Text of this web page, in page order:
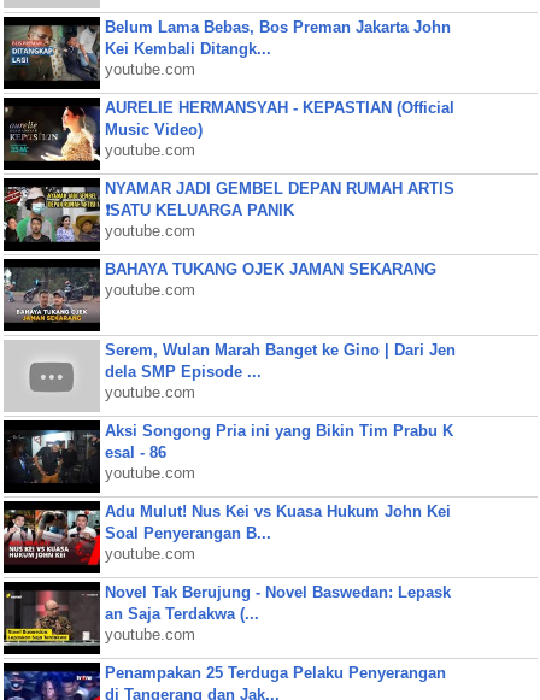
Belum Lama Bebas, Bos Preman Jakarta John
Kei Kembali Ditangk...
youtube.com
AURELIE HERMANSYAH - KEPASTIAN (Official
Music Video)
youtube.com
NYAMAR JADI GEMBEL DEPAN RUMAH ARTIS
❗SATU KELUARGA PANIK
youtube.com
BAHAYA TUKANG OJEK JAMAN SEKARANG
youtube.com
Serem, Wulan Marah Banget ke Gino | Dari Jen
dela SMP Episode ...
youtube.com
Aksi Songong Pria ini yang Bikin Tim Prabu K
esal - 86
youtube.com
Adu Mulut! Nus Kei vs Kuasa Hukum John Kei
Soal Penyerangan B...
youtube.com
Novel Tak Berujung - Novel Baswedan: Lepask
an Saja Terdakwa (...
youtube.com
Penampakan 25 Terduga Pelaku Penyerangan
di Tangerang dan Jak...